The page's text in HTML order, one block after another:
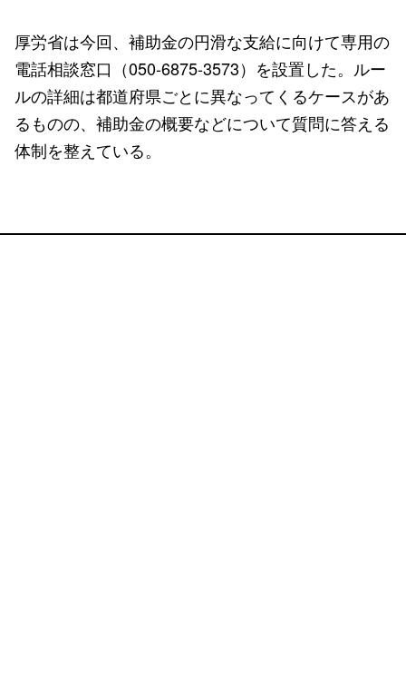
厚労省は今回、補助金の円滑な支給に向けて専用の
電話相談窓口（050-6875-3573）を設置した。ルー
ルの詳細は都道府県ごとに異なってくるケースがあ
るものの、補助金の概要などについて質問に答える
体制を整えている。